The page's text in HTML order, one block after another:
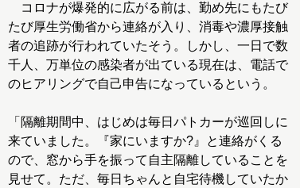
コロナが爆発的に広がる前は、勤め先にもたび
たび厚生労働省から連絡が入り、消毒や濃厚接触
者の追跡が行われていたそう。しかし、一日で数
千人、万単位の感染者が出ている現在は、電話で
のヒアリングで自己申告になっているという。
「隔離期間中、はじめは毎日パトカーが巡回しに
来ていました。『家にいますか?』と連絡がくる
ので、窓から手を振って自主隔離していることを
見せて。ただ、毎日ちゃんと自宅待機していたか